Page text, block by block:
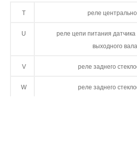
T реле
U
реле цепи питания
выходного
V реле заднего
W реле заднего